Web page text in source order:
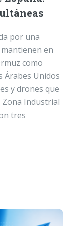
por una
en
como
Árabes Unidos
y drones que
Industrial
tres